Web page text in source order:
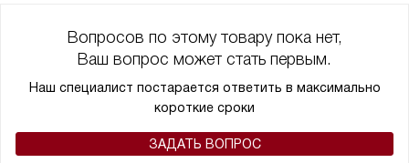
Вопросов по этому товару пока нет,
Ваш вопрос может стать первым.
Наш специалист постарается ответить в максимально
короткие сроки
ЗАДАТЬ ВОПРОС